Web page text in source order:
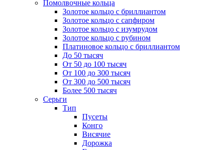
Помолвочные кольца
Золотое кольцо с бриллиантом
Золотое кольцо с сапфиром
Золотое кольцо с изумрудом
Золотое кольцо с рубином
Платиновое кольцо с бриллиантом
До 50 тысяч
От 50 до 100 тысяч
От 100 до 300 тысяч
От 300 до 500 тысяч
Более 500 тысяч
Серьги
Тип
Пусеты
Конго
Висячие
Дорожка